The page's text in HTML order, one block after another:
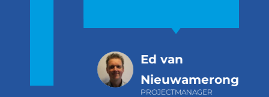
Ed van
Nieuwamerongen
PROJECTMANAGER